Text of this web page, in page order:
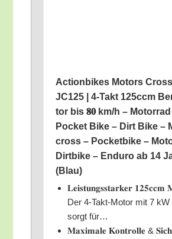
Action­bikes Motors
JC125 | 4‑Takt 125ccm
tor bis 𝟖𝟎 km/​h – Motor­rad
Pocket Bike – Dirt Bike –
cross – Pocket­bike –
Dirt­bike – Endu­ro ab 14
(Blau)
𝐋𝐞𝐢𝐬𝐭𝐮𝐧𝐠𝐬𝐬𝐭𝐚𝐫𝐤𝐞𝐫 𝟏𝟐𝟓𝐜𝐜𝐦
Der 4‑Takt-Motor mit 7 kW
sorgt für…
𝐌𝐚𝐱𝐢𝐦𝐚𝐥𝐞 𝐊𝐨𝐧𝐭𝐫𝐨𝐥𝐥𝐞 &